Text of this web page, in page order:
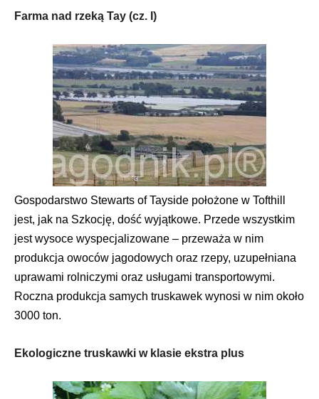
Farma nad rzeką Tay (cz. I)
Gospodarstwo Stewarts of Tayside położone w Tofthill
jest, jak na Szkocję, dość wyjątkowe. Przede wszystkim
jest wysoce wyspecjalizowane – przeważa w nim
produkcja owoców jagodowych oraz rzepy, uzupełniana
uprawami rolniczymi oraz usługami transportowymi.
Roczna produkcja samych truskawek wynosi w nim około
3000 ton.
Ekologiczne truskawki w klasie ekstra plus